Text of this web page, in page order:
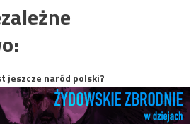
jeszcze naród polski?